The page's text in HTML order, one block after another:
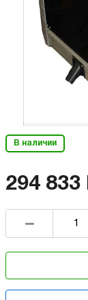
В наличии
294 833